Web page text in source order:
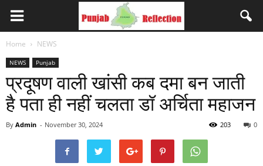
Home NEWS
NEWS Punjab
प्रदूषण वाली खांसी कब दमा बन जाती
है पता ही नहीं चलता डॉ अर्चिता महाजन
By Admin - November 30, 2024 0
203